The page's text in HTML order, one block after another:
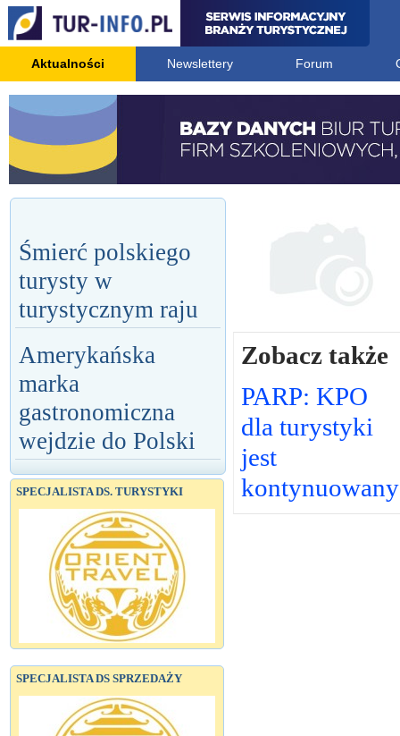
Aktualności Newslettery Forum
Śmierć polskiego
turysty w
turystycznym raju
Amerykańska
marka
gastronomiczna
wejdzie do Polski
SPECJALISTA DS. TURYSTYKI
SPECJALISTA DS SPRZEDAŻY
Zobacz także
PARP: KPO
dla turystyki
jest
kontynuowany